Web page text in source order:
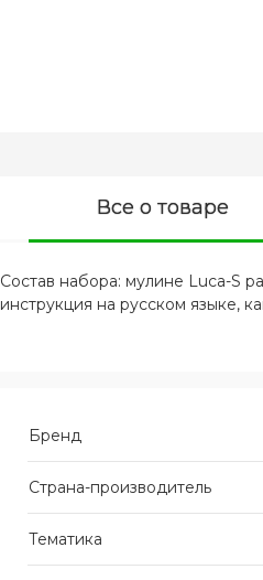
Все о товаре
Состав набора: мулине Luca-S
инструкция на русском языке,
Бренд
Страна-производитель
Тематика